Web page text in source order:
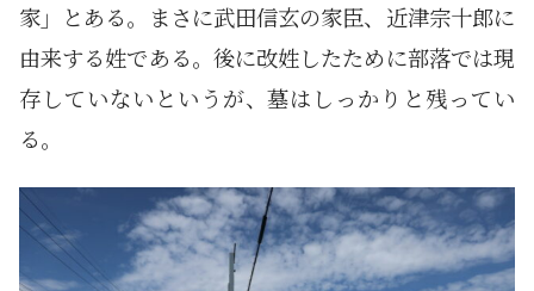
家」とある。まさに武田信玄の家臣、近津宗十郎に
由来する姓である。後に改姓したために部落では現
存していないというが、墓はしっかりと残ってい
る。